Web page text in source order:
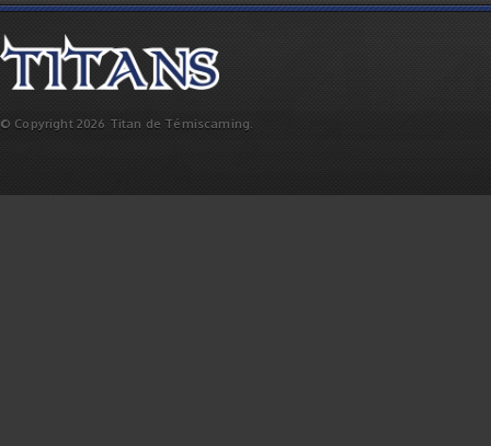
© Copyright 2026 Titan de Témiscaming.